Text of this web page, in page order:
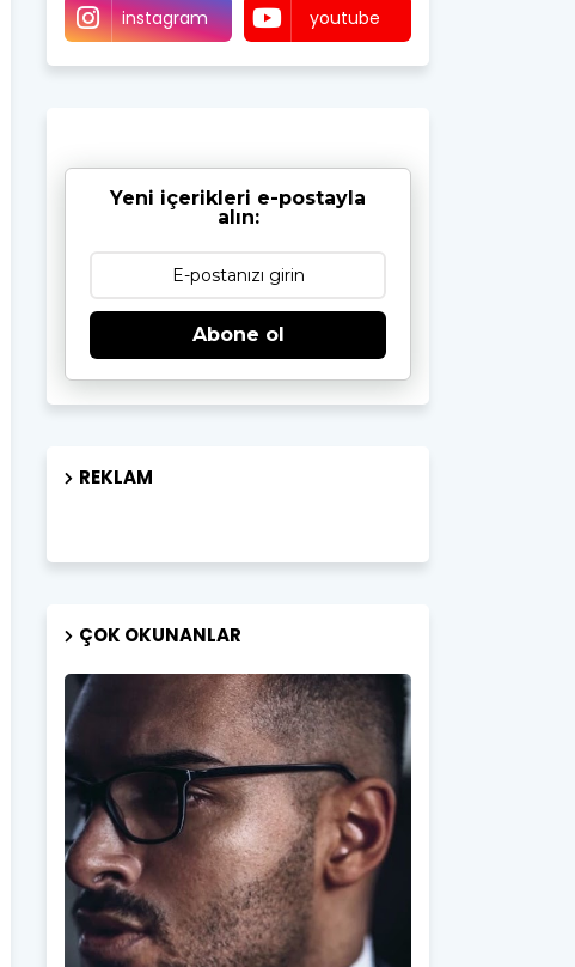
instagram youtube
Yeni içerikleri e-postayla
alın:
Abone ol
REKLAM
ÇOK OKUNANLAR